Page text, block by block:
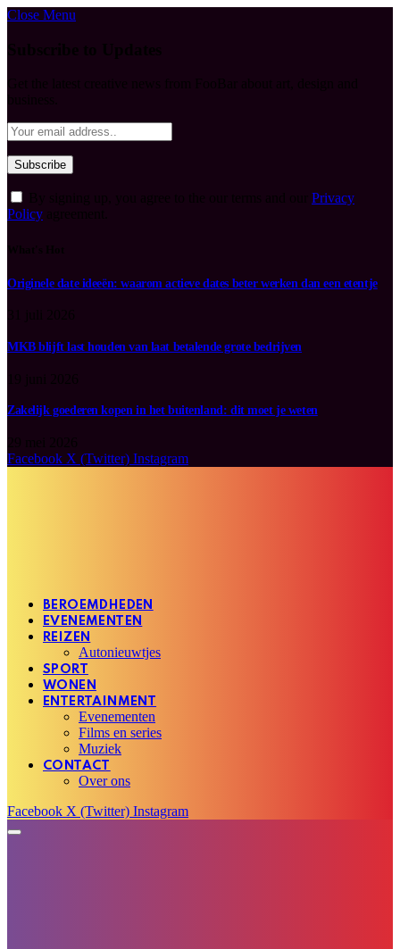
Close Menu
Privacy
Policy
Originele date ideeën: waarom actieve dates beter werken dan een etentje
MKB blijft last houden van laat betalende grote bedrijven
Zakelijk goederen kopen in het buitenland: dit moet je weten
Facebook X (Twitter) Instagram
BEROEMDHEDEN
EVENEMENTEN
REIZEN
Autonieuwtjes
SPORT
WONEN
ENTERTAINMENT
Evenementen
Films en series
Muziek
CONTACT
Over ons
Facebook X (Twitter) Instagram